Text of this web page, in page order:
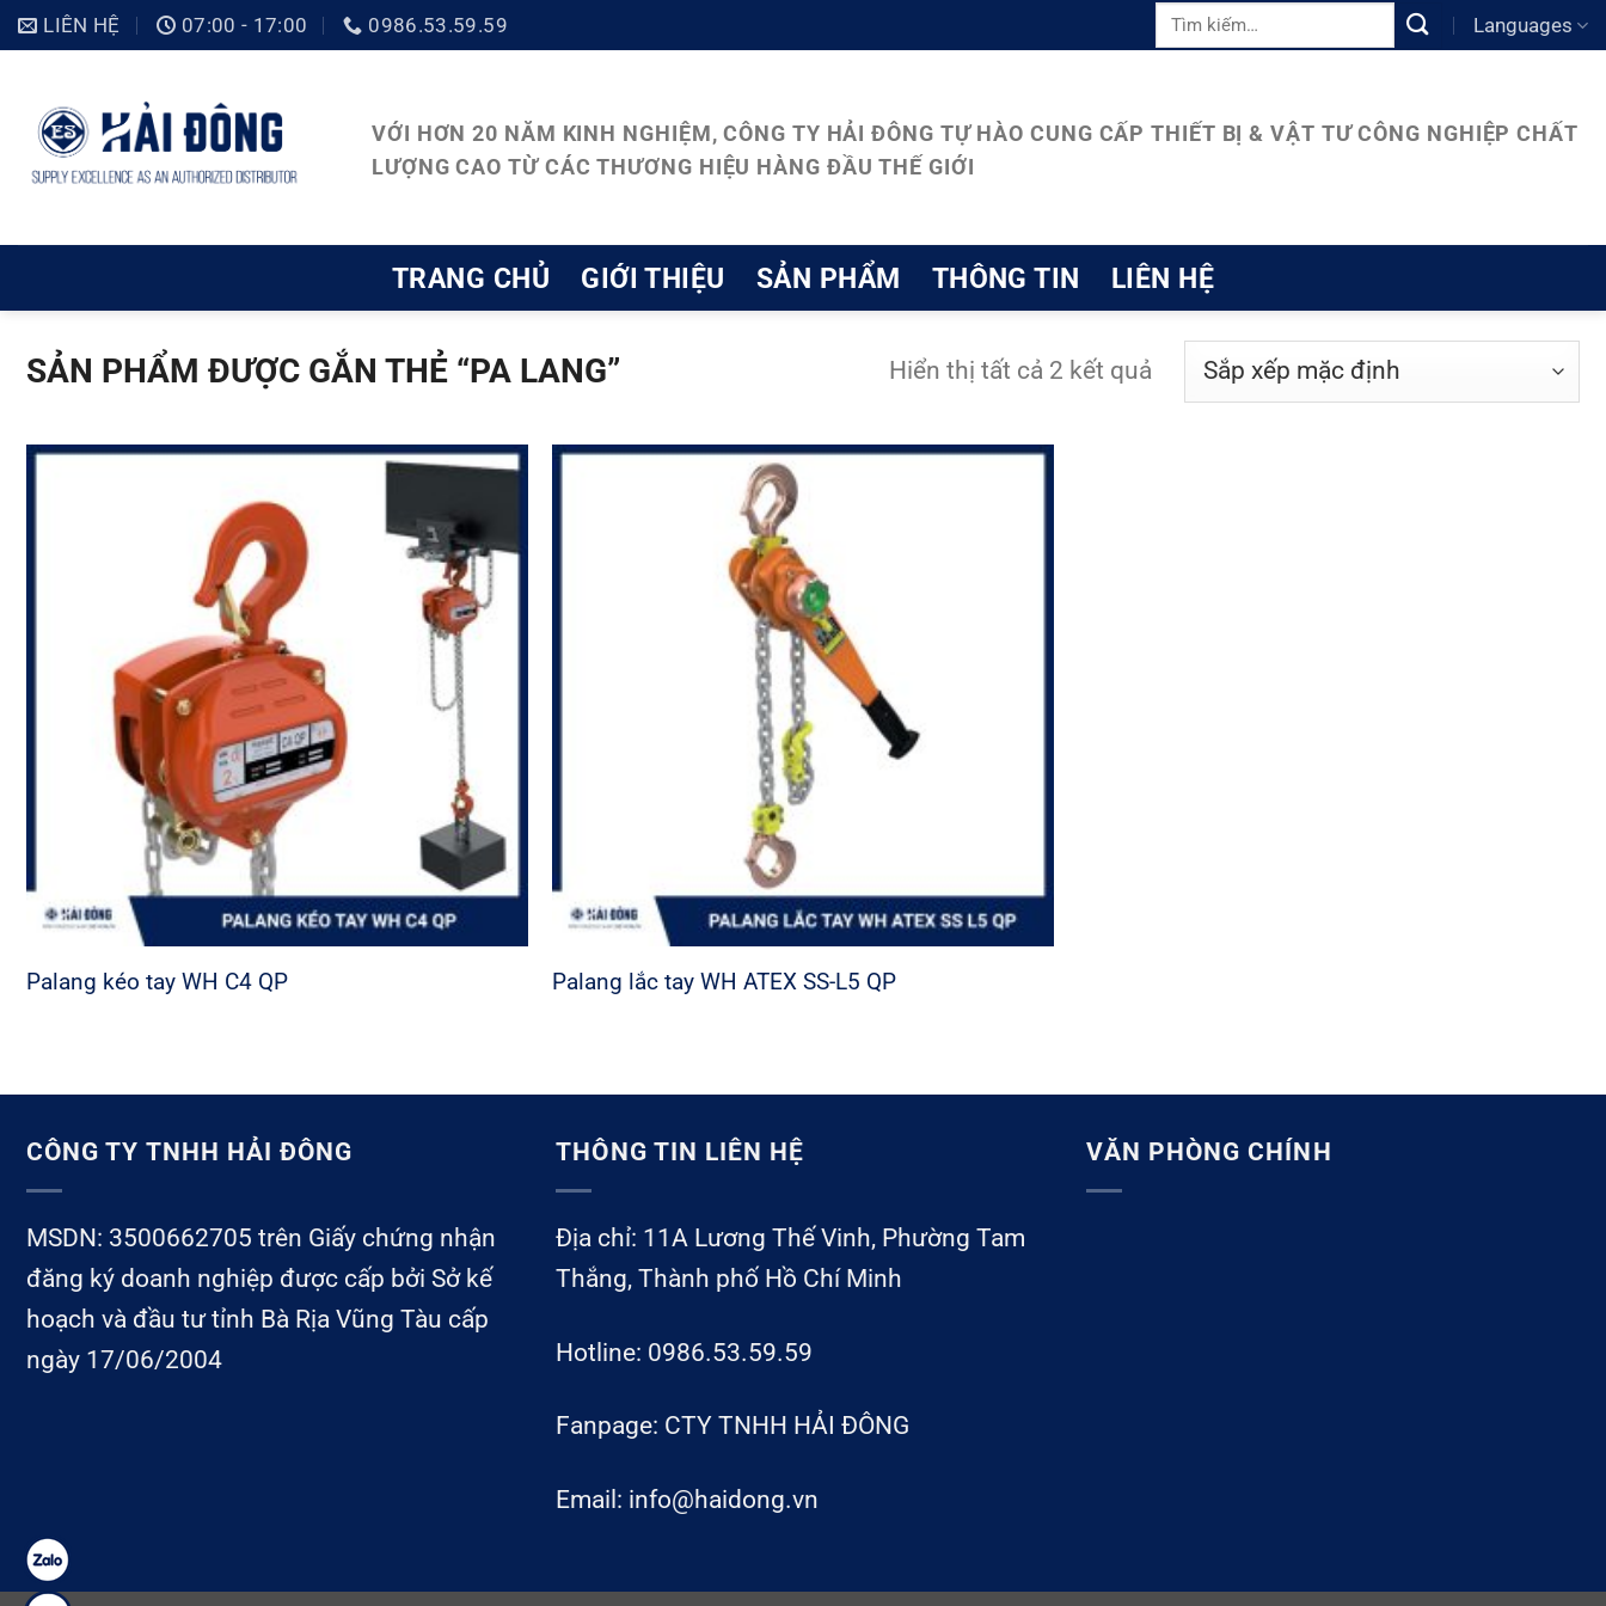
Bỏ
qua
dung
LIÊN HỆ 07:00 - 17:00 0986.53.59.59
Tìm
Languages
VỚI HƠN 20 NĂM KINH NGHIỆM, CÔNG TY HẢI ĐÔNG TỰ HÀO CUNG CẤP THIẾT BỊ & VẬT TƯ CÔNG NGHIỆP CHẤT
LƯỢNG CAO TỪ CÁC THƯƠNG HIỆU HÀNG ĐẦU THẾ GIỚI
TRANG CHỦ GIỚI THIỆU SẢN PHẨM THÔNG TIN LIÊN HỆ
SẢN PHẨM ĐƯỢC GẮN THẺ “PA LANG” Hiển thị tất cả 2 kết quả
Palang kéo tay WH C4 QP Palang lắc tay WH ATEX SS-L5 QP
CÔNG TY TNHH HẢI ĐÔNG
MSDN: 3500662705 trên Giấy chứng nhận
đăng ký doanh nghiệp được cấp bởi Sở kế
hoạch và đầu tư tỉnh Bà Rịa Vũng Tàu cấp
ngày 17/06/2004
THÔNG TIN LIÊN HỆ
Địa chỉ: 11A Lương Thế Vinh, Phường Tam
Thắng, Thành phố Hồ Chí Minh
Hotline: 0986.53.59.59
Fanpage: CTY TNHH HẢI ĐÔNG
Email: info@haidong.vn
VĂN PHÒNG CHÍNH